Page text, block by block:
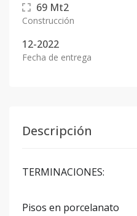
69 Mt2
Construcción
12-2022
Fecha de entrega
Descripción
TERMINACIONES:
Pisos en porcelanato